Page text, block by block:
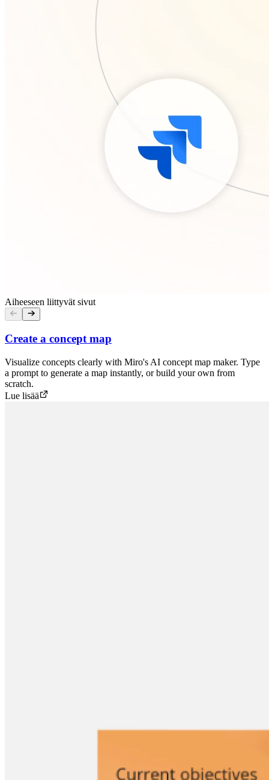
Aiheeseen liittyvät sivut
Create a concept map
Visualize concepts clearly with Miro's AI concept map maker. Type
a prompt to generate a map instantly, or build your own from
scratch.
Lue lisää